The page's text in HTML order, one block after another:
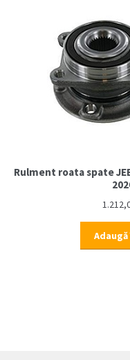
Rulment roata spate